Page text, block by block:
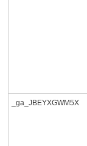
_ga_JBEYXGWM5X